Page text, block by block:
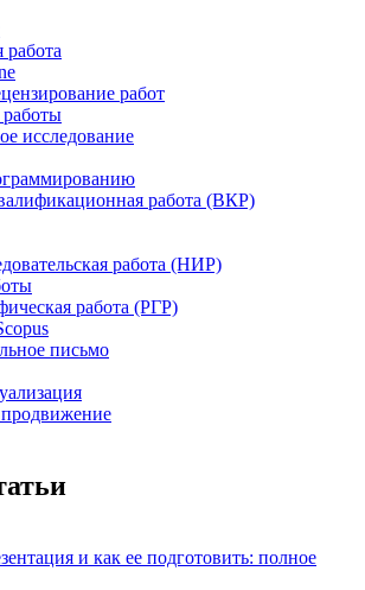
работа
работ
исследование
работа (ВКР)
работа (НИР)
работа (РГР)
письмо
и как ее подготовить: полное